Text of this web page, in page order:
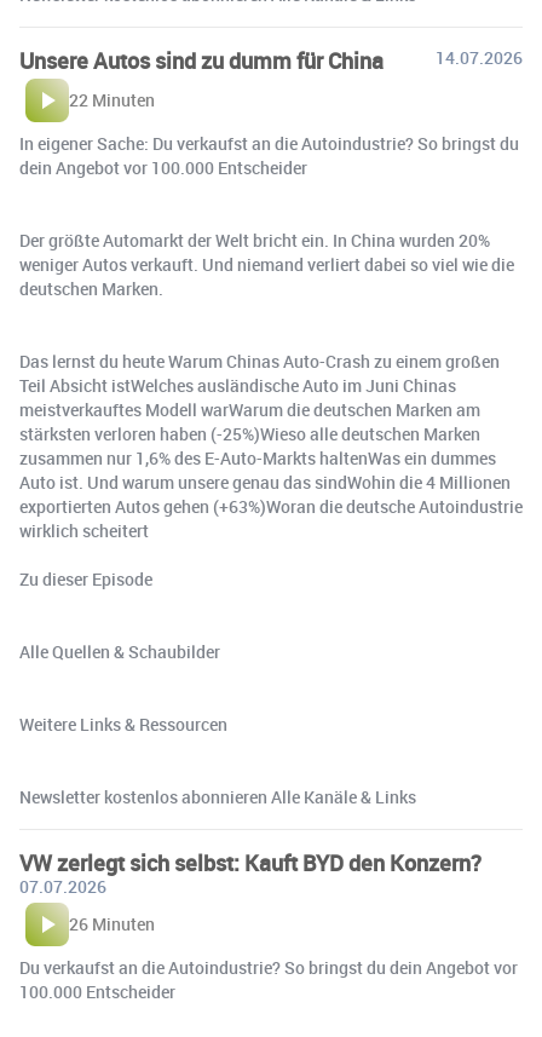
Unsere Autos sind zu dumm für China
14.07.2026
22 Minuten
In eigener Sache: Du verkaufst an die Autoindustrie? So bringst du
dein Angebot vor 100.000 Entscheider
Der größte Automarkt der Welt bricht ein. In China wurden 20%
weniger Autos verkauft. Und niemand verliert dabei so viel wie die
deutschen Marken.
Das lernst du heute Warum Chinas Auto-Crash zu einem großen
Teil Absicht istWelches ausländische Auto im Juni Chinas
meistverkauftes Modell warWarum die deutschen Marken am
stärksten verloren haben (-25%)Wieso alle deutschen Marken
zusammen nur 1,6% des E-Auto-Markts haltenWas ein dummes
Auto ist. Und warum unsere genau das sindWohin die 4 Millionen
exportierten Autos gehen (+63%)Woran die deutsche Autoindustrie
wirklich scheitert
Zu dieser Episode
Alle Quellen & Schaubilder
Weitere Links & Ressourcen
Newsletter kostenlos abonnieren Alle Kanäle & Links
VW zerlegt sich selbst: Kauft BYD den Konzern?
07.07.2026
26 Minuten
Du verkaufst an die Autoindustrie? So bringst du dein Angebot vor
100.000 Entscheider